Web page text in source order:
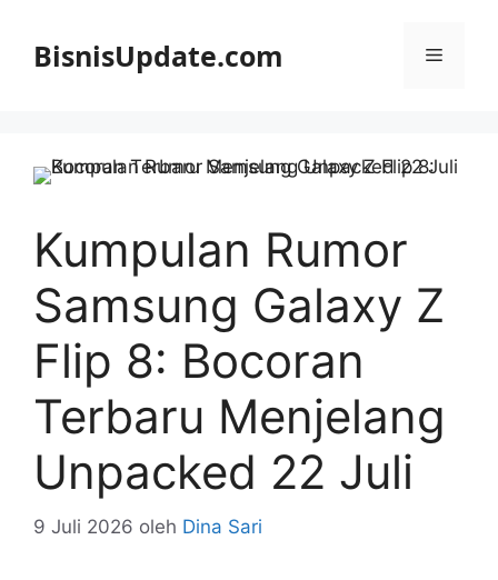
BisnisUpdate.com Menu
Kumpulan Rumor
Samsung Galaxy Z
Flip 8: Bocoran
Terbaru Menjelang
Unpacked 22 Juli
9 Juli 2026 oleh Dina Sari